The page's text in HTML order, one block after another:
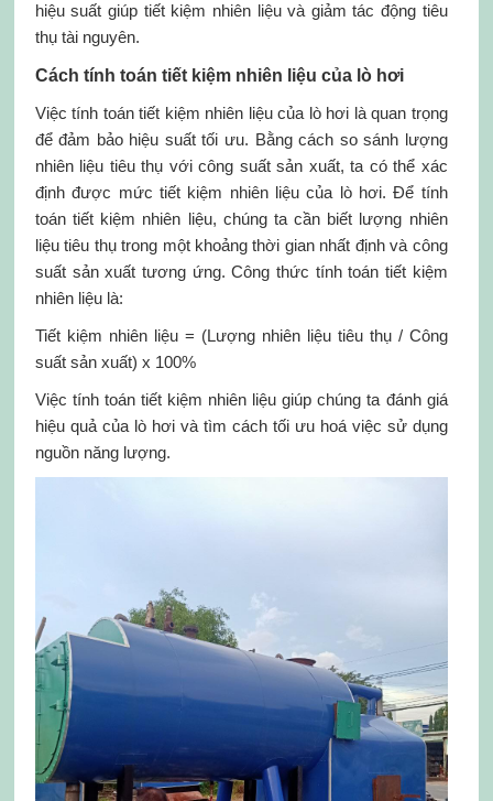
hiệu suất giúp tiết kiệm nhiên liệu và giảm tác động tiêu
thụ tài nguyên.
Cách tính toán tiết kiệm nhiên liệu của lò hơi
Việc tính toán tiết kiệm nhiên liệu của lò hơi là quan trọng
để đảm bảo hiệu suất tối ưu. Bằng cách so sánh lượng
nhiên liệu tiêu thụ với công suất sản xuất, ta có thể xác
định được mức tiết kiệm nhiên liệu của lò hơi. Để tính
toán tiết kiệm nhiên liệu, chúng ta cần biết lượng nhiên
liệu tiêu thụ trong một khoảng thời gian nhất định và công
suất sản xuất tương ứng. Công thức tính toán tiết kiệm
nhiên liệu là:
Tiết kiệm nhiên liệu = (Lượng nhiên liệu tiêu thụ / Công
suất sản xuất) x 100%
Việc tính toán tiết kiệm nhiên liệu giúp chúng ta đánh giá
hiệu quả của lò hơi và tìm cách tối ưu hoá việc sử dụng
nguồn năng lượng.